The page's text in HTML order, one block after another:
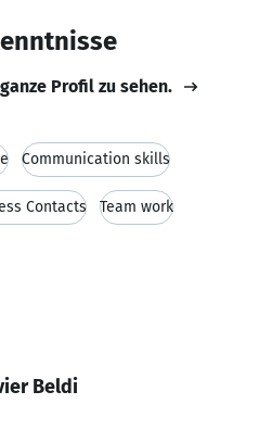
Profil zu sehen.
Communication skills
Contacts Team work
Beldi